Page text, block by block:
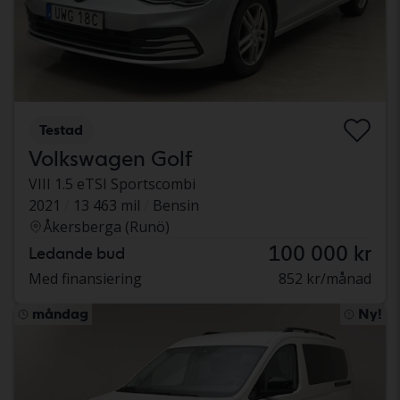
Testad
Volkswagen Golf
VIII 1.5 eTSI Sportscombi
2021
13 463 mil
Bensin
Åkersberga (Runö)
Ledande bud 100 000 kr
Med finansiering 852 kr/månad
måndag Ny!